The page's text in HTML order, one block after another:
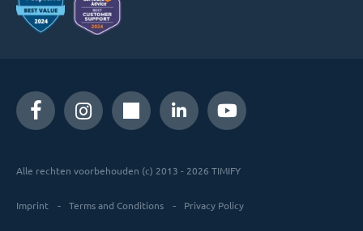
Alle rechten voorbehouden (c) 2013 - 2026 TIMIFY
Imprint Terms and Conditions Privacy Policy